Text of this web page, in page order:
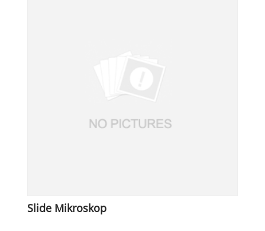
Slide Mikroskop